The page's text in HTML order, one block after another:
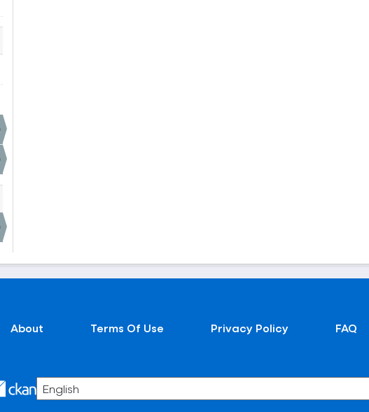
About Terms Of Use Privacy Policy FAQ